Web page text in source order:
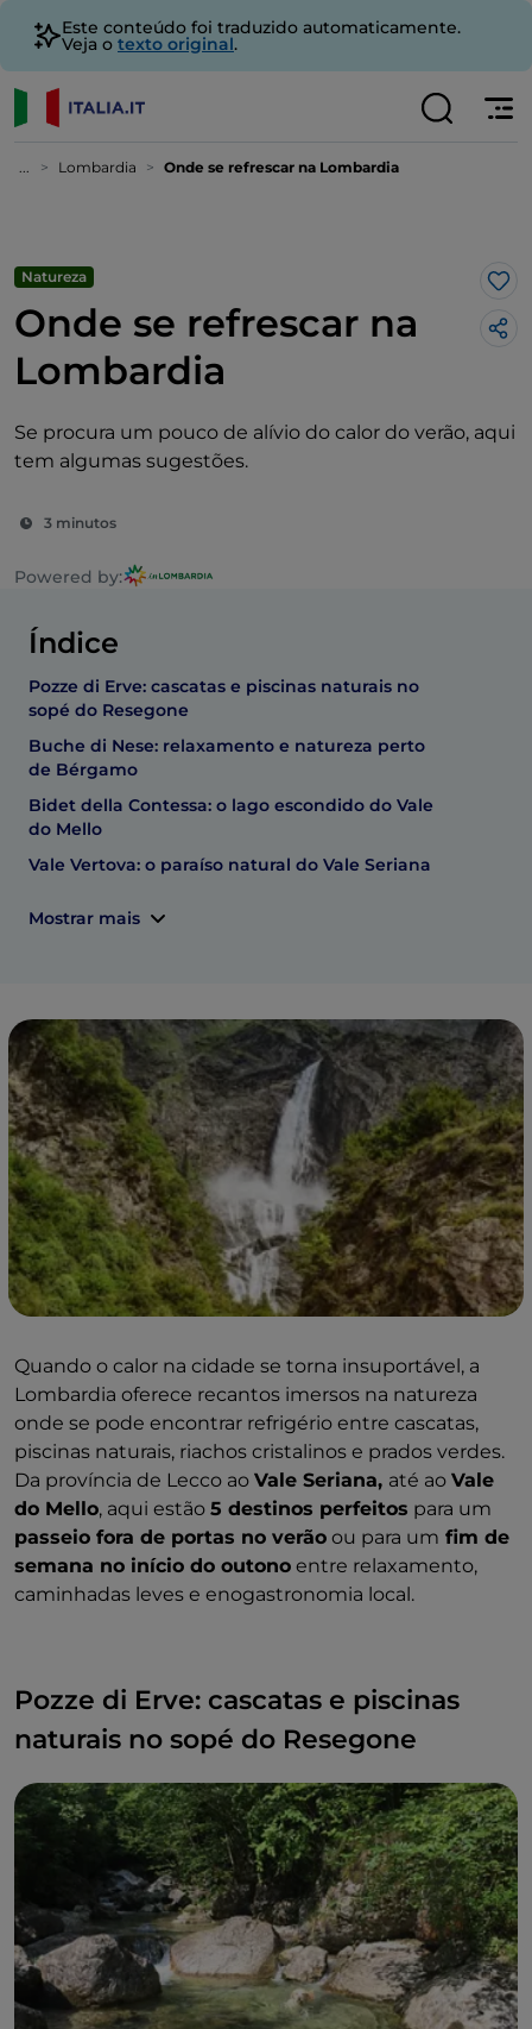
Este conteúdo foi traduzido automaticamente.
Veja o texto original.
... Lombardia Onde se refrescar na Lombardia
Natureza
Onde se refrescar na
Lombardia
Se procura um pouco de alívio do calor do verão, aqui
tem algumas sugestões.
3 minutos
Powered by:
Índice
Pozze di Erve: cascatas e piscinas naturais no
sopé do Resegone
Buche di Nese: relaxamento e natureza perto
de Bérgamo
Bidet della Contessa: o lago escondido do Vale
do Mello
Vale Vertova: o paraíso natural do Vale Seriana
Mostrar mais
Quando o calor na cidade se torna insuportável, a
Lombardia oferece recantos imersos na natureza
onde se pode encontrar refrigério entre cascatas,
piscinas naturais, riachos cristalinos e prados verdes.
Da província de Lecco ao Vale Seriana, até ao Vale
do Mello, aqui estão 5 destinos perfeitos para um
passeio fora de portas no verão ou para um fim de
semana no início do outono entre relaxamento,
caminhadas leves e enogastronomia local.
Pozze di Erve: cascatas e piscinas
naturais no sopé do Resegone